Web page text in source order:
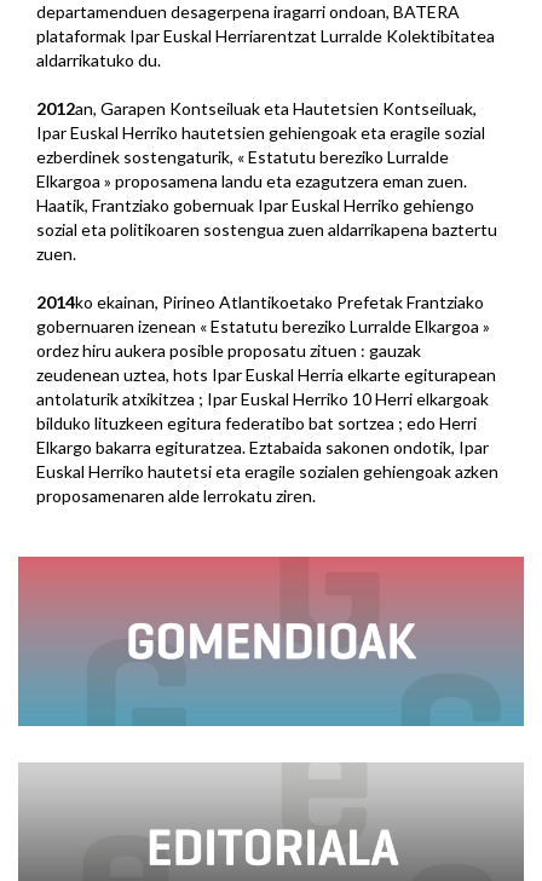
departamenduen desagerpena iragarri ondoan, BATERA
plataformak Ipar Euskal Herriarentzat Lurralde Kolektibitatea
aldarrikatuko du.
2012an, Garapen Kontseiluak eta Hautetsien Kontseiluak,
Ipar Euskal Herriko hautetsien gehiengoak eta eragile sozial
ezberdinek sostengaturik, « Estatutu bereziko Lurralde
Elkargoa » proposamena landu eta ezagutzera eman zuen.
Haatik, Frantziako gobernuak Ipar Euskal Herriko gehiengo
sozial eta politikoaren sostengua zuen aldarrikapena baztertu
zuen.
2014ko ekainan, Pirineo Atlantikoetako Prefetak Frantziako
gobernuaren izenean « Estatutu bereziko Lurralde Elkargoa »
ordez hiru aukera posible proposatu zituen : gauzak
zeudenean uztea, hots Ipar Euskal Herria elkarte egiturapean
antolaturik atxikitzea ; Ipar Euskal Herriko 10 Herri elkargoak
bilduko lituzkeen egitura federatibo bat sortzea ; edo Herri
Elkargo bakarra egituratzea. Eztabaida sakonen ondotik, Ipar
Euskal Herriko hautetsi eta eragile sozialen gehiengoak azken
proposamenaren alde lerrokatu ziren.